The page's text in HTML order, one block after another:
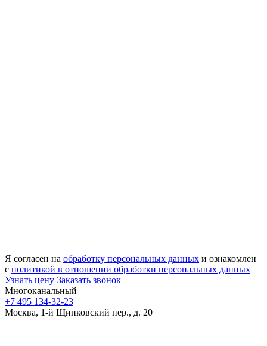
Я согласен на обработку персональных данных и ознакомлен
с политикой в отношении обработки персональных данных
Узнать цену Заказать звонок
Многоканальный
+7 495 134-32-23
Москва, 1-й Щипковский пер., д. 20